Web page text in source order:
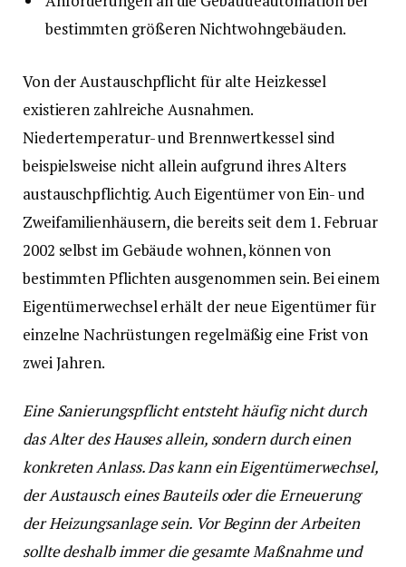
bestimmten größeren Nichtwohngebäuden.
Von der Austauschpflicht für alte Heizkessel
existieren zahlreiche Ausnahmen.
Niedertemperatur- und Brennwertkessel sind
beispielsweise nicht allein aufgrund ihres Alters
austauschpflichtig. Auch Eigentümer von Ein- und
Zweifamilienhäusern, die bereits seit dem 1. Februar
2002 selbst im Gebäude wohnen, können von
bestimmten Pflichten ausgenommen sein. Bei einem
Eigentümerwechsel erhält der neue Eigentümer für
einzelne Nachrüstungen regelmäßig eine Frist von
zwei Jahren.
Eine Sanierungspflicht entsteht häufig nicht durch
das Alter des Hauses allein, sondern durch einen
konkreten Anlass. Das kann ein Eigentümerwechsel,
der Austausch eines Bauteils oder die Erneuerung
der Heizungsanlage sein. Vor Beginn der Arbeiten
sollte deshalb immer die gesamte Maßnahme und